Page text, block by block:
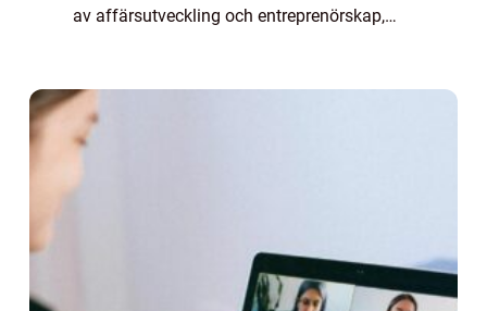
av affärsutveckling och entreprenörskap,
grans...